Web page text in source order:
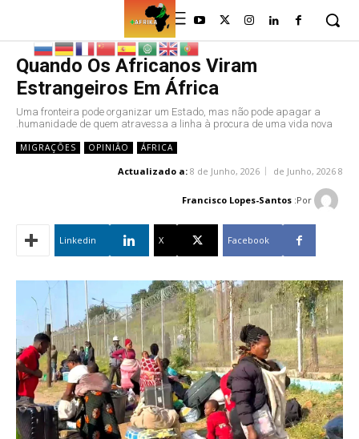
Quando Os Africanos Viram
Estrangeiros Em África
Uma fronteira pode organizar um Estado, mas não pode apagar a
humanidade de quem atravessa a linha à procura de uma vida nova.
ÁFRICA
OPINIÃO
MIGRAÇÕES
8 de Junho, 2026
Actualizado a: 8 de Junho, 2026
Por:
Francisco Lopes-Santos
Facebook
X
Linkedin